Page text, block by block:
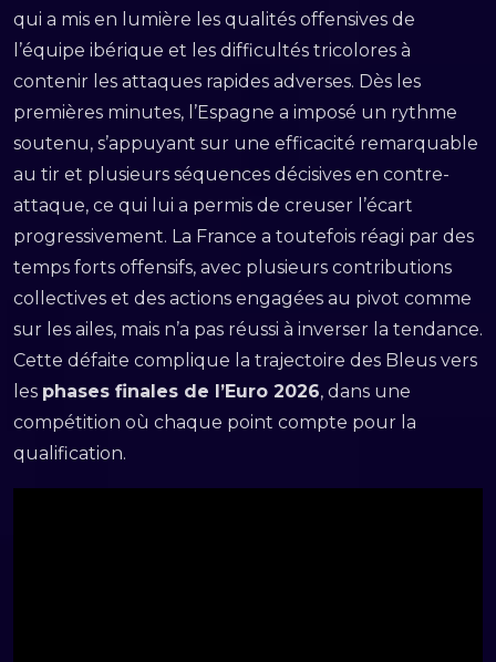
qui a mis en lumière les qualités offensives de
l’équipe ibérique et les difficultés tricolores à
contenir les attaques rapides adverses. Dès les
premières minutes, l’Espagne a imposé un rythme
soutenu, s’appuyant sur une efficacité remarquable
au tir et plusieurs séquences décisives en contre-
attaque, ce qui lui a permis de creuser l’écart
progressivement. La France a toutefois réagi par des
temps forts offensifs, avec plusieurs contributions
collectives et des actions engagées au pivot comme
sur les ailes, mais n’a pas réussi à inverser la tendance.
Cette défaite complique la trajectoire des Bleus vers
les phases finales de l’Euro 2026, dans une
compétition où chaque point compte pour la
qualification.